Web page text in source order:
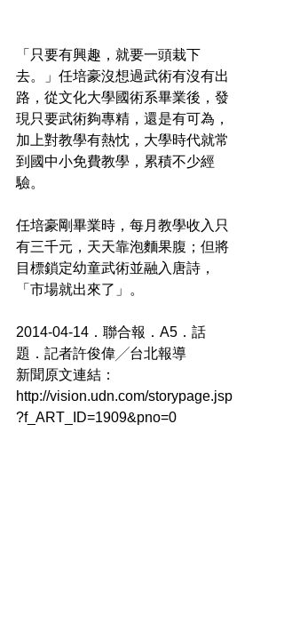
「只要有興趣，就要一頭栽下
去。」任培豪沒想過武術有沒有出
路，從文化大學國術系畢業後，發
現只要武術夠專精，還是有可為，
加上對教學有熱忱，大學時代就常
到國中小免費教學，累積不少經
驗。
任培豪剛畢業時，每月教學收入只
有三千元，天天靠泡麵果腹；但將
目標鎖定幼童武術並融入唐詩，
「市場就出來了」。
2014-04-14．聯合報．A5．話
題．記者許俊偉╱台北報導
新聞原文連結：
http://vision.udn.com/storypage.jsp
?f_ART_ID=1909&pno=0